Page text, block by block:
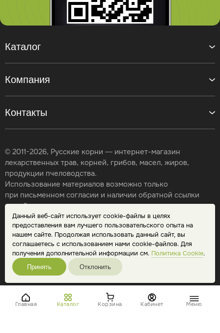
Данный веб-сайт использует cookie-файлы в целях
предоставления вам лучшего пользовательского опыта на
нашем сайте. Продолжая использовать данный сайт, вы
соглашаетесь с использованием нами cookie-файлов. Для
получения дополнительной информации см. Политика Cookie.
Принять Отклонить
Главная Каталог Корзина Кабинет Меню
Контакты
Каталог
Компания
© 2011-2026, Русские корни — интернет-магазин
лекарственных трав, корней, грибов, масел, жиров,
продукции пчеловодства.
Использование материалов возможно только
при письменном согласии и наличии обратной ссылки
на сайт.
Карта сайта
Политика конфиденциальности
Публичная оферта
Обработка персональных данных